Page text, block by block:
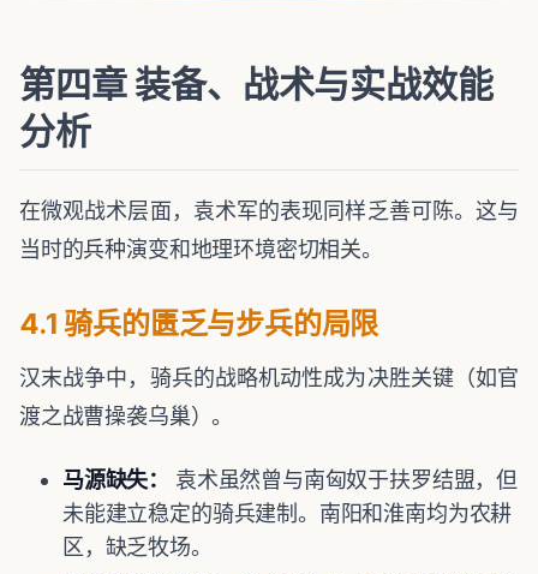
第四章 装备、战术与实战效能
分析
在微观战术层面，袁术军的表现同样乏善可陈。这与
当时的兵种演变和地理环境密切相关。
4.1 骑兵的匮乏与步兵的局限
汉末战争中，骑兵的战略机动性成为决胜关键（如官
渡之战曹操袭乌巢）。
马源缺失：
袁术虽然曾与南匈奴于扶罗结盟，但
未能建立稳定的骑兵建制。南阳和淮南均为农耕
区，缺乏牧场。